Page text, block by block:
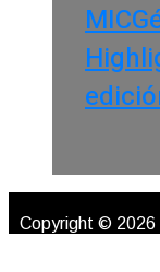
Copyright © 2026